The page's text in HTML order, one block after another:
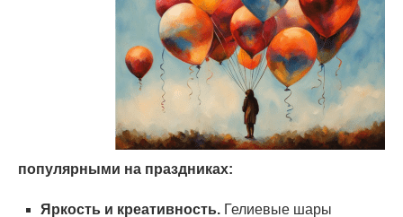
популярными на праздниках:
Яркость и креативность. Гелиевые шары